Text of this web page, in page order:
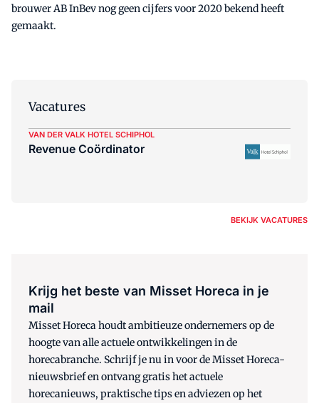
brouwer AB InBev nog geen cijfers voor 2020 bekend heeft
gemaakt.
Vacatures
VAN DER VALK HOTEL SCHIPHOL
Revenue Coördinator
BEKIJK VACATURES
Krijg het beste van Misset Horeca in je
mail
Misset Horeca houdt ambitieuze ondernemers op de
hoogte van alle actuele ontwikkelingen in de
horecabranche. Schrijf je nu in voor de Misset Horeca-
nieuwsbrief en ontvang gratis het actuele
horecanieuws, praktische tips en adviezen op het